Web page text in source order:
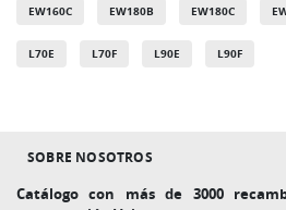
EW160C EW180B EW180C
L70E L70F L90E L90F
SOBRE NOSOTROS
Catálogo con más de 3000